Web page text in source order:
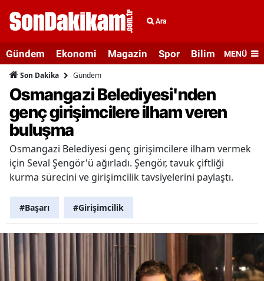
Ara
Gündem Ekonomi Magazin Spor Bilim veMENÜ
Son Dakika Gündem
Osmangazi Belediyesi'nden
genç girişimcilere ilham veren
buluşma
Osmangazi Belediyesi genç girişimcilere ilham vermek
için Seval Şengör'ü ağırladı. Şengör, tavuk çiftliği
kurma sürecini ve girişimcilik tavsiyelerini paylaştı.
#Başarı #Girişimcilik